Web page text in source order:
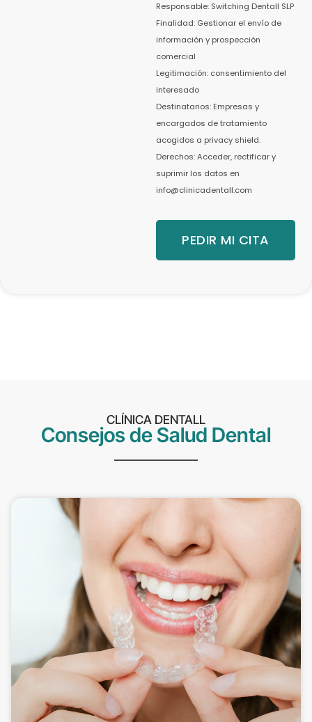
Responsable: Switching Dentall SLP
Finalidad: Gestionar el envío de
información y prospección
comercial
Legitimación: consentimiento del
interesado
Destinatarios: Empresas y
encargados de tratamiento
acogidos a privacy shield.
Derechos: Acceder, rectificar y
suprimir los datos en
info@clinicadentall.com
PEDIR MI CITA
CLÍNICA DENTALL
Consejos de Salud Dental